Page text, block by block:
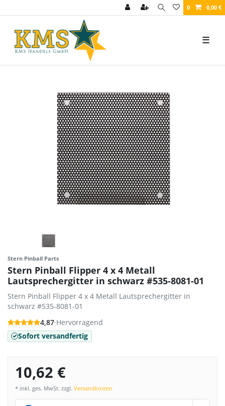
0 0,00 €
☰
Stern Pinball Parts
Stern Pinball Flipper 4 x 4 Metall
Lautsprechergitter in schwarz #535-8081-01
Stern Pinball Flipper 4 x 4 Metall Lautsprechergitter in
schwarz #535-8081-01
4,87·Hervorragend
Sofort versandfertig
10,62 €
* inkl. ges. MwSt. zzgl. Versandkosten